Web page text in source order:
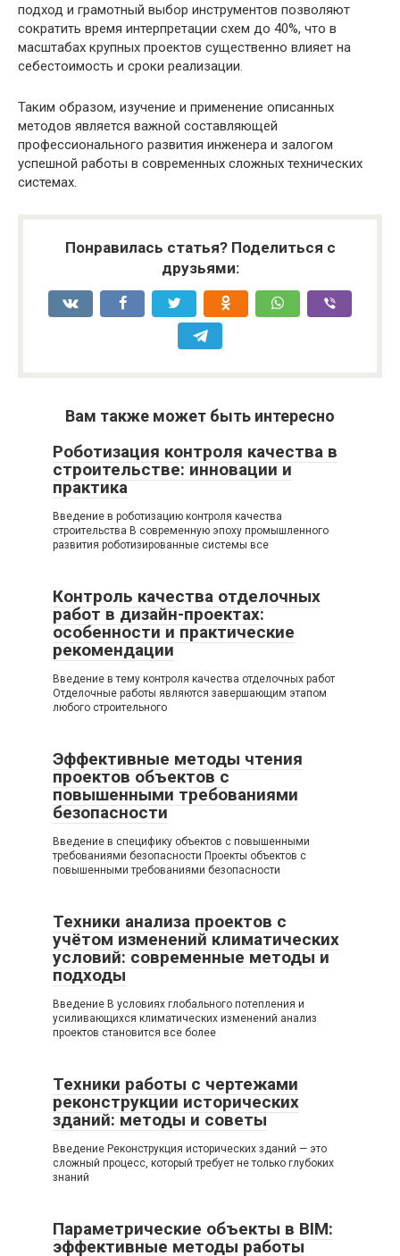
подход и грамотный выбор инструментов позволяют
сократить время интерпретации схем до 40%, что в
масштабах крупных проектов существенно влияет на
себестоимость и сроки реализации.
Таким образом, изучение и применение описанных
методов является важной составляющей
профессионального развития инженера и залогом
успешной работы в современных сложных технических
системах.
Понравилась статья? Поделиться с
друзьями:
Вам также может быть интересно
Роботизация контроля качества в
строительстве: инновации и
практика
Введение в роботизацию контроля качества
строительства В современную эпоху промышленного
развития роботизированные системы все
Контроль качества отделочных
работ в дизайн-проектах:
особенности и практические
рекомендации
Введение в тему контроля качества отделочных работ
Отделочные работы являются завершающим этапом
любого строительного
Эффективные методы чтения
проектов объектов с
повышенными требованиями
безопасности
Введение в специфику объектов с повышенными
требованиями безопасности Проекты объектов с
повышенными требованиями безопасности
Техники анализа проектов с
учётом изменений климатических
условий: современные методы и
подходы
Введение В условиях глобального потепления и
усиливающихся климатических изменений анализ
проектов становится все более
Техники работы с чертежами
реконструкции исторических
зданий: методы и советы
Введение Реконструкция исторических зданий — это
сложный процесс, который требует не только глубоких
знаний
Параметрические объекты в BIM:
эффективные методы работы